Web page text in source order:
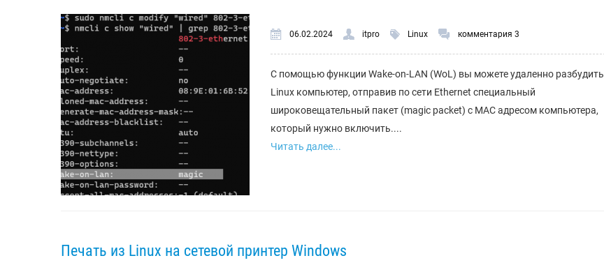
06.02.2024 itpro Linux комментария 3
С помощью функции Wake-on-LAN (WoL) вы можете удаленно разбудить
Linux компьютер, отправив по сети Ethernet специальный
широковещательный пакет (magic packet) с MAC адресом компьютера,
который нужно включить....
Читать далее...
Печать из Linux на сетевой принтер Windows